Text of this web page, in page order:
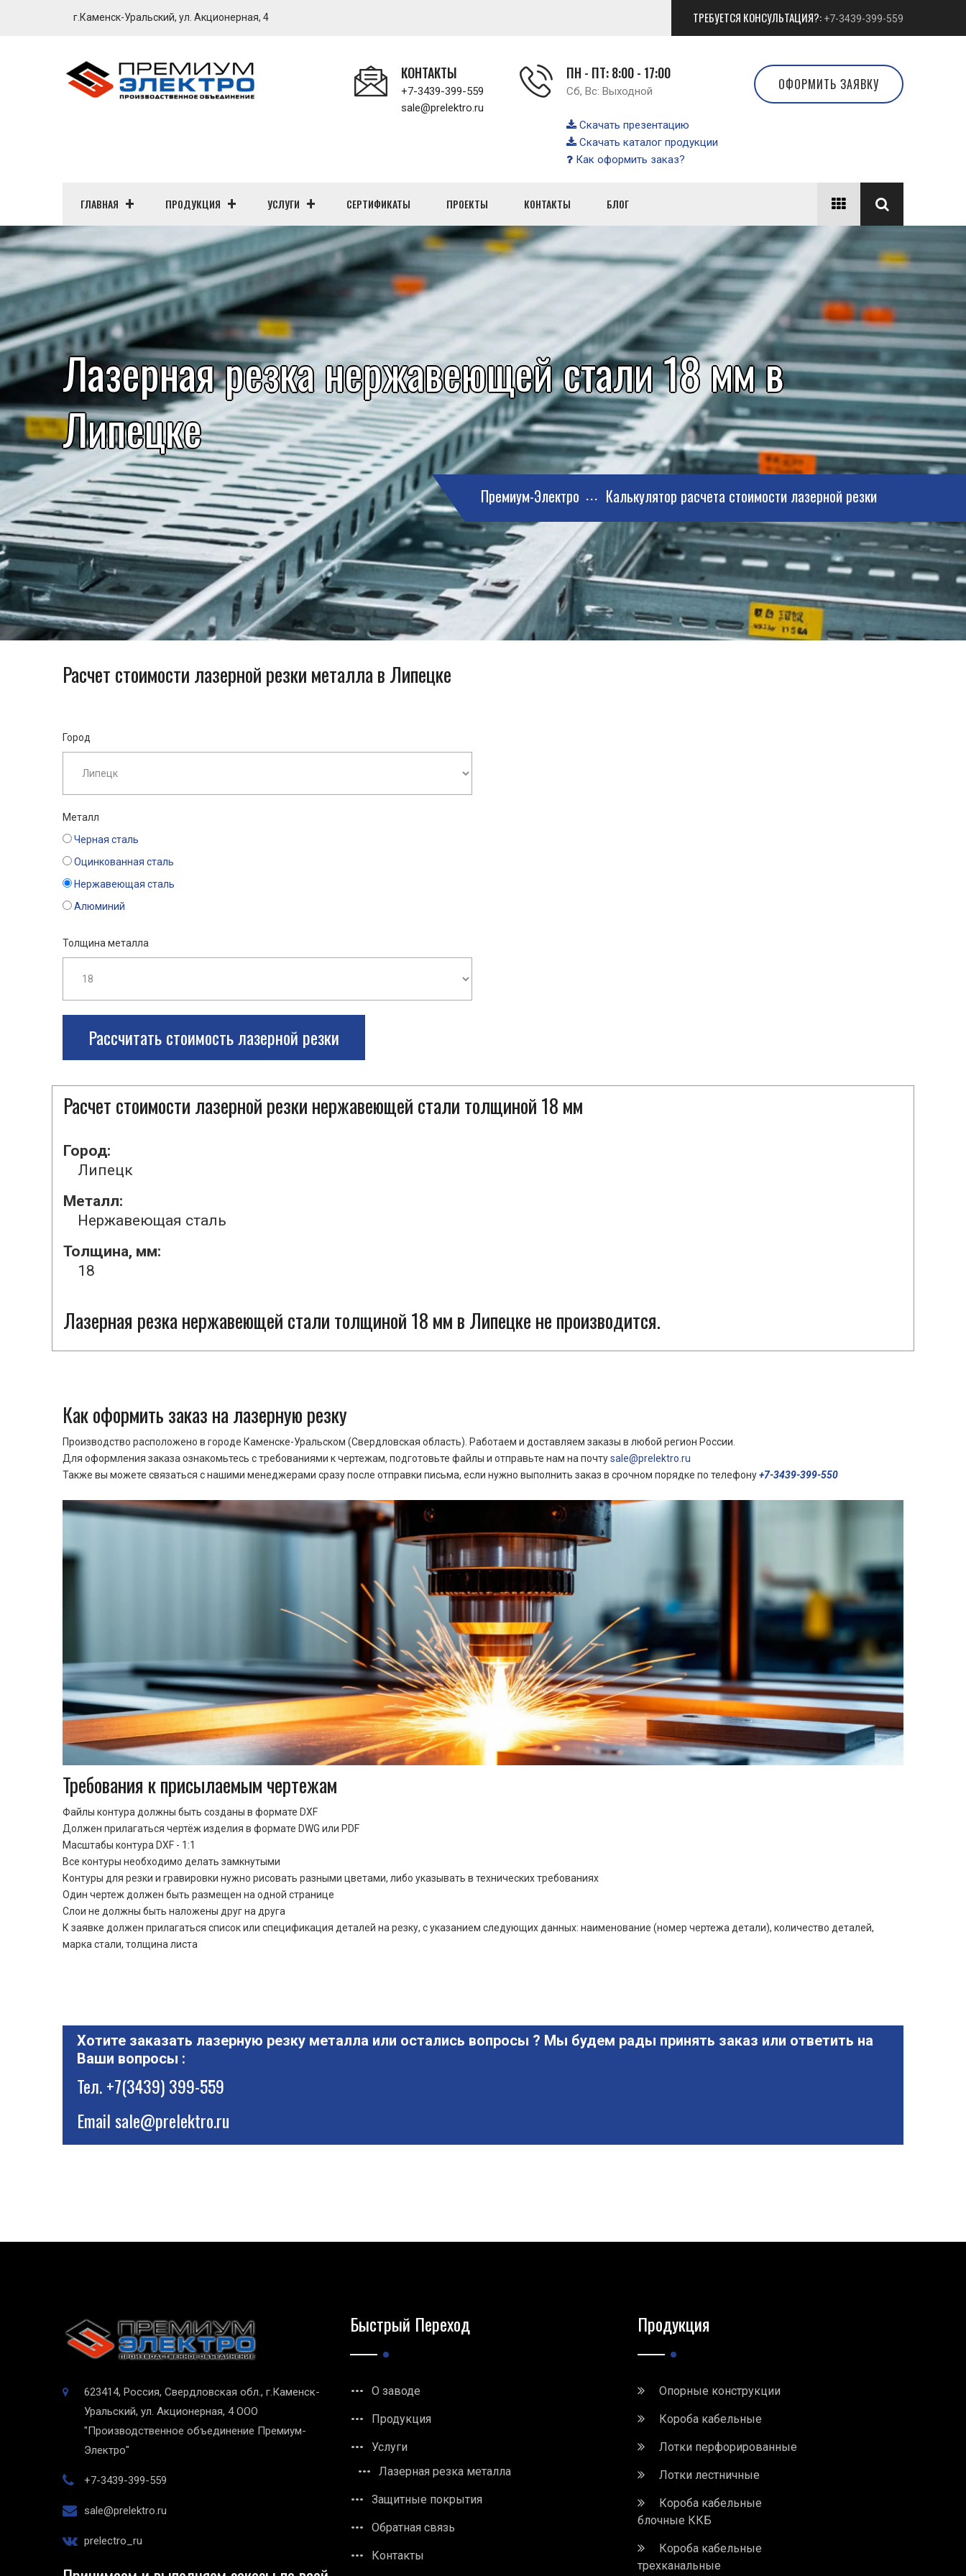
г.Каменск-Уральский, ул. Акционерная, 4 ТРЕБУЕТСЯ КОНСУЛЬТАЦИЯ?: +7-3439-399-559
КОНТАКТЫ
+7-3439-399-559
sale@prelektro.ru
ПН - ПТ: 8:00 - 17:00
Сб, Вс: Выходной
Скачать презентацию
Скачать каталог продукции
Как оформить заказ?
ОФОРМИТЬ ЗАЯВКУ
ГЛАВНАЯ ПРОДУКЦИЯ УСЛУГИ СЕРТИФИКАТЫ ПРОЕКТЫ КОНТАКТЫ БЛОГ
Лазерная резка нержавеющей стали 18 мм в
Липецке
Премиум-Электро Калькулятор расчета стоимости лазерной резки
Расчет стоимости лазерной резки металла в Липецке
Город
Металл
Черная сталь
Оцинкованная сталь
Нержавеющая сталь
Алюминий
Толщина металла
Рассчитать стоимость лазерной резки
Расчет стоимости лазерной резки нержавеющей стали толщиной 18 мм
Город:
Липецк
Металл:
Нержавеющая сталь
Толщина, мм:
18
Лазерная резка нержавеющей стали толщиной 18 мм в Липецке не производится.
Как оформить заказ на лазерную резку
Производство расположено в городе Каменске-Уральском (Свердловская область). Работаем и доставляем заказы в любой регион России.
Для оформления заказа ознакомьтесь с требованиями к чертежам, подготовьте файлы и отправьте нам на почтуsale@prelektro.ru
Также вы можете связаться с нашими менеджерами сразу после отправки письма, если нужно выполнить заказ в срочном порядке по телефону+7-3439-399-550
Требования к присылаемым чертежам
Файлы контура должны быть созданы в формате DXF
Должен прилагаться чертёж изделия в формате DWG или PDF
Масштабы контура DXF - 1:1
Все контуры необходимо делать замкнутыми
Контуры для резки и гравировки нужно рисовать разными цветами, либо указывать в технических требованиях
Один чертеж должен быть размещен на одной странице
Cлои не должны быть наложены друг на друга
К заявке должен прилагаться список или спецификация деталей на резку, с указанием следующих данных: наименование (номер чертежа детали), количество деталей,
марка стали, толщина листа
Хотите заказать лазерную резку металла или остались вопросы ? Мы будем рады принять заказ или ответить на
Ваши вопросы :
Тел.+7(3439) 399-559
Emailsale@prelektro.ru
623414, Россия, Свердловская обл., г.Каменск-
Уральский, ул. Акционерная, 4 ООО
"Производственное объединение Премиум-
Электро"
+7-3439-399-559
sale@prelektro.ru
prelectro_ru
Быстрый Переход
О заводе
Продукция
Услуги
Лазерная резка металла
Защитные покрытия
Обратная связь
Контакты
Продукция
Опорные конструкции
Короба кабельные
Лотки перфорированные
Лотки лестничные
Короба кабельные
блочные ККБ
Короба кабельные
трехканальные